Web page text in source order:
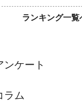
ランキング一覧
ンケート
ラム